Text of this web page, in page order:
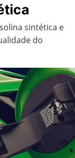
sintética e
do